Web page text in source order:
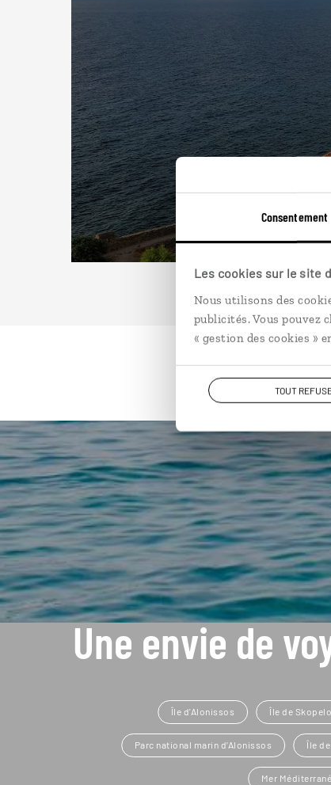
Consentement
Les cookies sur le site
Nous utilisons des
publicités. Vous pouvez
« gestion des cookies »
TOUT
Une envie de
Île d'Alonissos Île de
Parc national marin d’Alonissos Île
Mer